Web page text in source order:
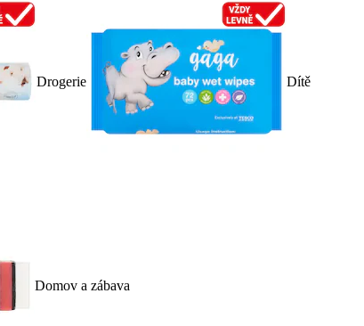
Drogerie Dítě
Domov a zábava